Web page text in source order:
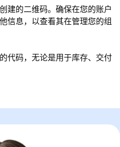
建的二维码。确保在您的账户
信息，以查看其在管理您的组
代码，无论是用于库存、交付